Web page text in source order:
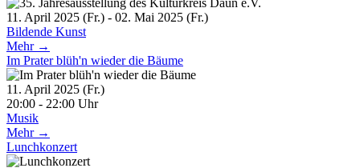
11. April 2025 (Fr.) - 02. Mai 2025 (Fr.)
Bildende Kunst
Mehr →
Im Prater blüh'n wieder die Bäume
11. April 2025 (Fr.)
20:00 - 22:00 Uhr
Musik
Mehr →
Lunchkonzert